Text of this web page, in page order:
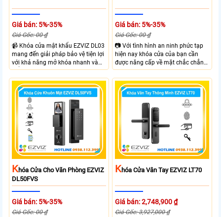
Giá bán: 5%-35%
Giá Gốc: 00 ₫
📹 Khóa cửa mật khẩu EZVIZ DL03
mang đến giải pháp bảo vệ tiện lợi
với khả năng mở khóa nhanh và
kiểm soát linh hoạt. Khóa cửa cửa
EZVIZ kết nối trực tiếp với điện
thoại qua APP EZVIZ hỗ trợ theo
dõi và điều khiển khóa cửa từ xa
phù hợp cho nhà ở căn hộ hoặc
văn phòng hiện đại.
Giá bán: 5%-35%
Giá Gốc: 00 ₫
📷 Với tình hình an ninh phức tạp
hiện nay khóa cửa của bạn cần
được năng cấp về mặt chắc chắn
và công nghệ giúp đảm bảo an
ninh và kiểm soát ra vào hiệu quả
hơn. Với Khóa Cửa An Ninh EZVIZ
DL05 bạn sẽ sở hữu khóa cửa với 6
hình thức mở khóa và nhiều chức
năng an ninh như Cảnh báo phá
hoại và kiểm soát ra vào từ xa
ngay trên điện thoại
KHóa Cửa Cho Văn Phòng EZVIZ
DL50FVS
Giá bán: 5%-35%
Giá Gốc: 00 ₫
KHóa Cửa Vân Tay EZVIZ LT70
Giá bán: 2,748,900 ₫
Giá Gốc: 3,927,000 ₫